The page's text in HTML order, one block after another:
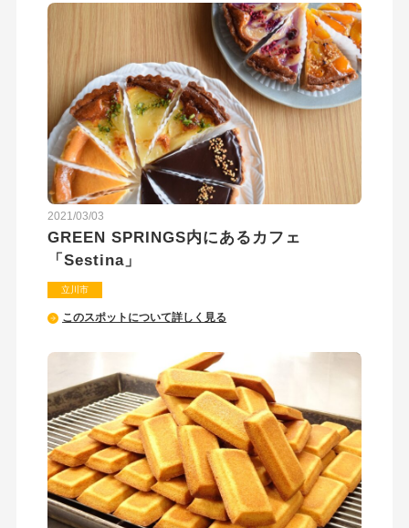
2021/03/03
GREEN SPRINGS内にあるカフェ
「Sestina」
立川市
このスポットについて詳しく見る